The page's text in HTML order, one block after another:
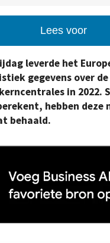
Lees voor
leverde het
gegevens over
in 2022.
hebben deze
behaald.